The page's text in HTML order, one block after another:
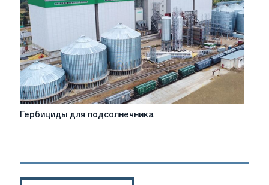
Гербициды
для
Гербициды для подсолнечника